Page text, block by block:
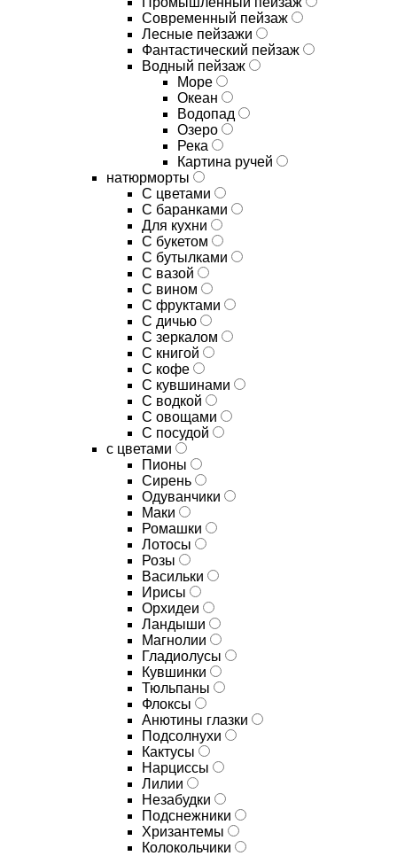
Современный пейзаж
Лесные пейзажи
Фантастический пейзаж
Водный пейзаж
Море
Океан
Водопад
Озеро
Река
Картина ручей
натюрморты
С цветами
С баранками
Для кухни
C букетом
C бутылками
C вазой
C вином
C фруктами
C дичью
C зеркалом
C книгой
C кофе
C кувшинами
C водкой
C овощами
C посудой
с цветами
Пионы
Сирень
Одуванчики
Маки
Ромашки
Лотосы
Розы
Васильки
Ирисы
Орхидеи
Ландыши
Магнолии
Гладиолусы
Кувшинки
Тюльпаны
Флоксы
Анютины глазки
Подсолнухи
Кактусы
Нарциссы
Лилии
Незабудки
Подснежники
Хризантемы
Колокольчики